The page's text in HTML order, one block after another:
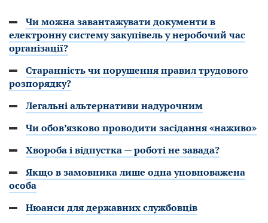
Чи можна завантажувати документи в
електронну систему закупівель у неробочий час
організації?
Старанність чи порушення правил трудового
розпорядку?
Легальні альтернативи надурочним
Чи обов’язково проводити засідання «наживо»
Хвороба і відпустка — роботі не завада?
Якщо в замовника лише одна уповноважена
особа
Нюанси для державних службовців